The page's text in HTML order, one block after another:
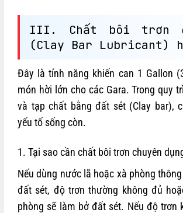
III. Chất bôi trơn
(Clay Bar Lubricant)
Đây là tính năng khiến can 1 Gallon
món hời lớn cho các Gara. Trong quy
và tạp chất bằng đất sét (Clay bar),
yếu tố sống còn.
1. Tại sao cần chất bôi trơn chuyên
Nếu dùng nước lã hoặc xà phòng
đất sét, độ trơn thường không đủ
phòng sẽ làm bở đất sét. Nếu độ trơn